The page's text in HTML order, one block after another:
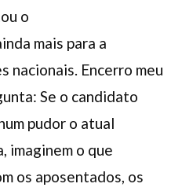
o
mais para a
nacionais. Encerro meu
Se o candidato
pudor o atual
imaginem o que
os aposentados, os